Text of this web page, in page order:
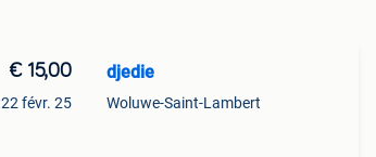
€ 15,00
22 févr. 25
djedie
Woluwe-Saint-Lambert